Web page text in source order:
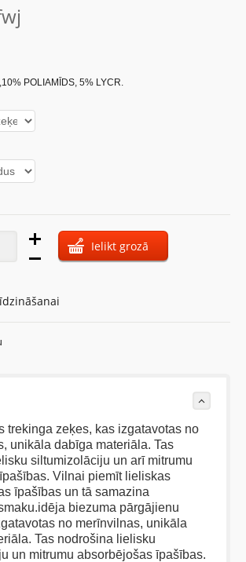
POLIAMĪDS, 5% LYCR.
Ielikt grozā
trekinga zeķes, kas izgatavotas no
unikāla dabīga materiāla. Tas
siltumizolāciju un arī mitrumu
Vilnai piemīt lieliskas
īpašības un tā samazina
biezuma pārgājienu
no merīnvilnas, unikāla
Tas nodrošina lielisku
un mitrumu absorbējošas īpašības.